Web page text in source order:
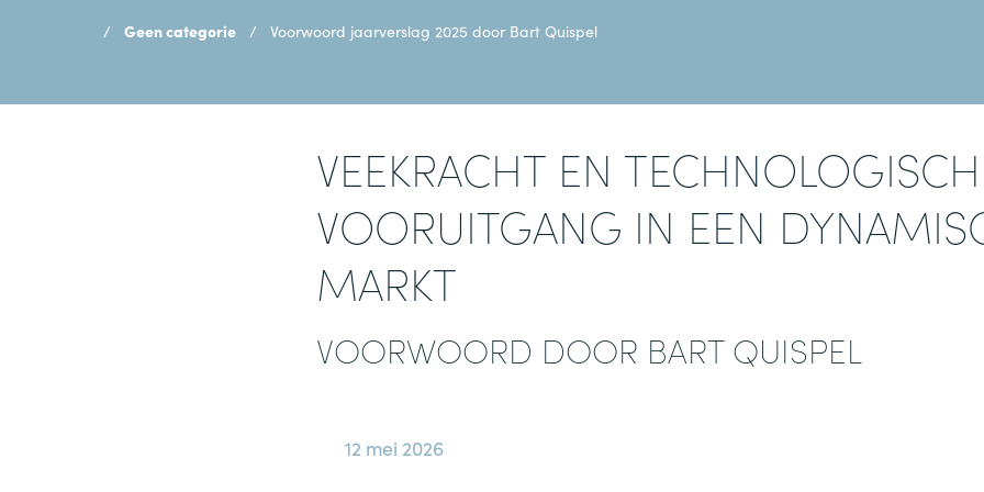
Geen categorie Voorwoord jaarverslag 2025 door Bart Quispel
VEEKRACHT EN
VOORUITGANG IN EEN
MARKT
VOORWOORD DOOR BART QUISPEL
12 mei 2026